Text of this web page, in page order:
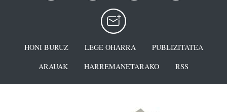
HONI BURUZ LEGE OHARRA
PUBLIZITATEA
ARAUAK
HARREMANETARAKO RSS